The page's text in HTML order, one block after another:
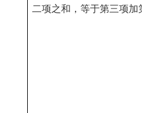
二项之和，等于第三项加